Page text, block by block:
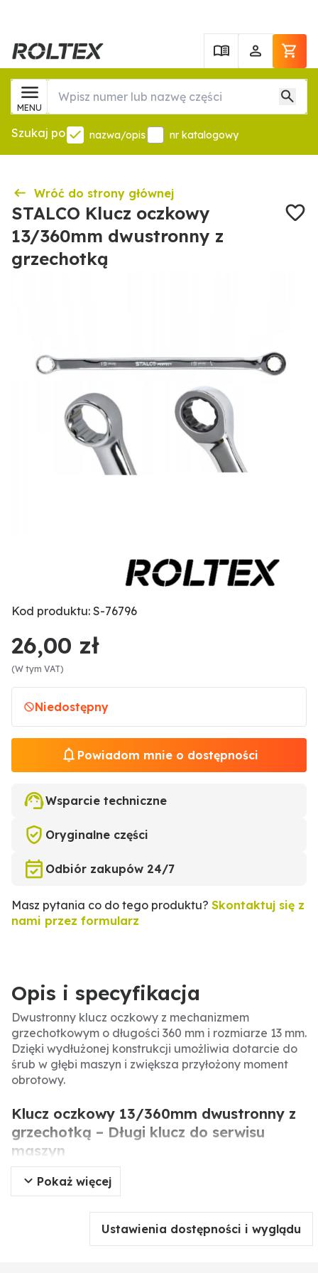
MENU
Szukaj po nazwa/opis nr katalogowy
Wróć do strony głównej
STALCO Klucz oczkowy
13/360mm dwustronny z
grzechotką
Kod produktu: S-76796
26,00 zł
(W tym VAT)
Niedostępny
Powiadom mnie o dostępności
Wsparcie techniczne
Oryginalne części
Odbiór zakupów 24/7
Masz pytania co do tego produktu? Skontaktuj się z
nami przez formularz
Opis i specyfikacja
Dwustronny klucz oczkowy z mechanizmem
grzechotkowym o długości 360 mm i rozmiarze 13 mm.
Dzięki wydłużonej konstrukcji umożliwia dotarcie do
śrub w głębi maszyn i zwiększa przyłożony moment
obrotowy.
Klucz oczkowy 13/360mm dwustronny z
grzechotką – Długi klucz do serwisu
maszyn
Klucz oczkowy z grzechotką o długości 360 mm i
rozmiarze 13 mm to niezastąpione narzędzie w
warsztacie. Jego wydłużona konstrukcja pozwala na
łatwe dotarcie do śrub umieszczonych głęboko w
komorze silnika lub w trudno dostępnych elementach
Pokaż więcej
Ustawienia dostępności i wyglądu